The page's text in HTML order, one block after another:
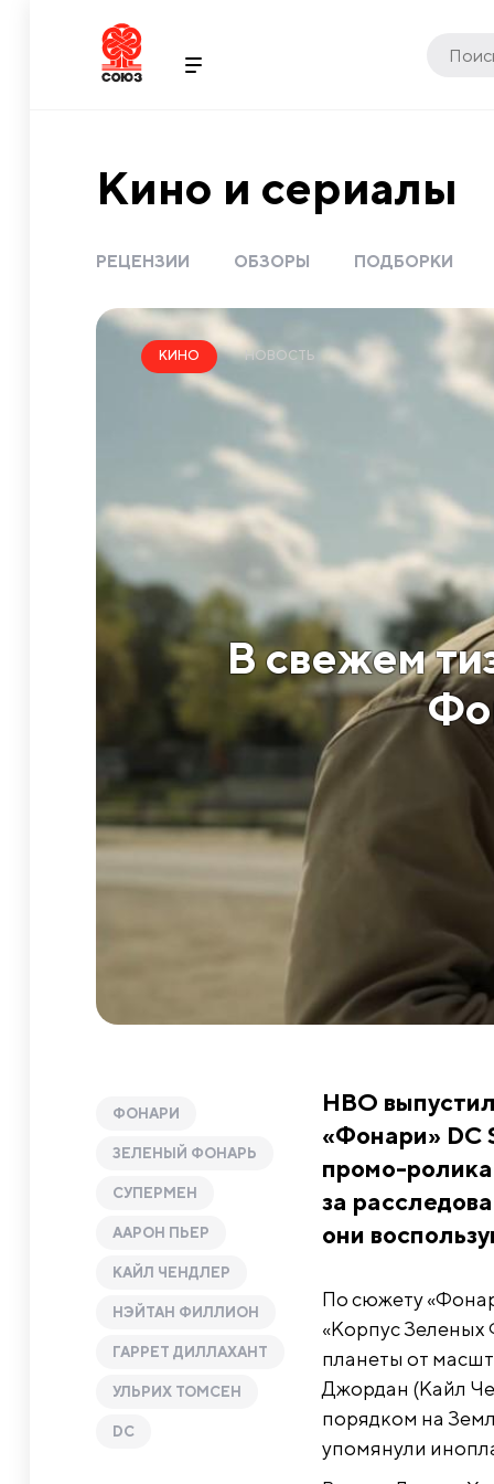
Кино и сериалы
РЕЦЕНЗИИ ОБЗОРЫ ПОДБОРКИ
В свежем
КИНО НОВОСТЬ
ФОНАРИ
ЗЕЛЕНЫЙ ФОНАРЬ
СУПЕРМЕН
ААРОН ПЬЕР
КАЙЛ ЧЕНДЛЕР
НЭЙТАН ФИЛЛИОН
ГАРРЕТ ДИЛЛАХАНТ
УЛЬРИХ ТОМСЕН
DC
HBO
«Фонари» DC
промо-
за
они
По сюжету
«Корпус
планеты от
Джордан (Кайл
порядком на
упомянули